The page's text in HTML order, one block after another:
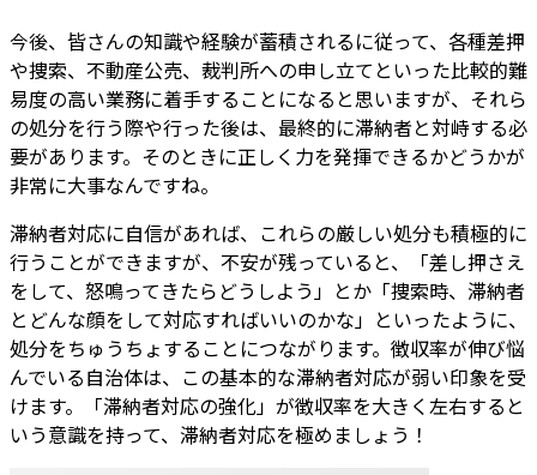
今後、皆さんの知識や経験が蓄積されるに従って、各種差押
や捜索、不動産公売、裁判所への申し立てといった比較的難
易度の高い業務に着手することになると思いますが、それら
の処分を行う際や行った後は、最終的に滞納者と対峙する必
要があります。そのときに正しく力を発揮できるかどうかが
非常に大事なんですね。
滞納者対応に自信があれば、これらの厳しい処分も積極的に
行うことができますが、不安が残っていると、「差し押さえ
をして、怒鳴ってきたらどうしよう」とか「捜索時、滞納者
とどんな顔をして対応すればいいのかな」といったように、
処分をちゅうちょすることにつながります。徴収率が伸び悩
んでいる自治体は、この基本的な滞納者対応が弱い印象を受
けます。「滞納者対応の強化」が徴収率を大きく左右すると
いう意識を持って、滞納者対応を極めましょう！